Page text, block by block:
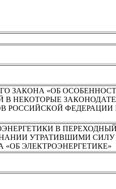
ЗАКОНА «ОБ
НЕКОТОРЫЕ
ФЕДЕРАЦИИ
В
УТРАТИВШИМИ
ЭЛЕКТРОЭНЕРГЕТИКЕ»